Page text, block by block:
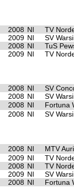
2008 NI
TV
2009 NI
SV
2008 NI
TuS
2009 NI TV
2008 NI
SV
2008 NI
SV
2008 NI
Fortuna
2008 NI SV
2008 NI
MTV
2009 NI
TV
2008 NI
TV
2009 NI
SV
2008 NI Fortuna